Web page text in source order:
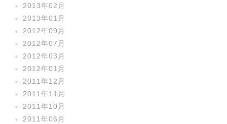
2013年02月
2013年01月
2012年09月
2012年07月
2012年03月
2012年01月
2011年12月
2011年11月
2011年10月
2011年06月